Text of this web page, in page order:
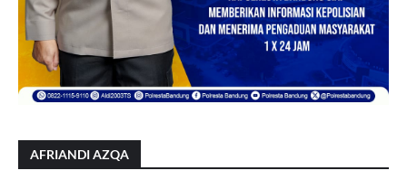
AFRIANDI AZQA